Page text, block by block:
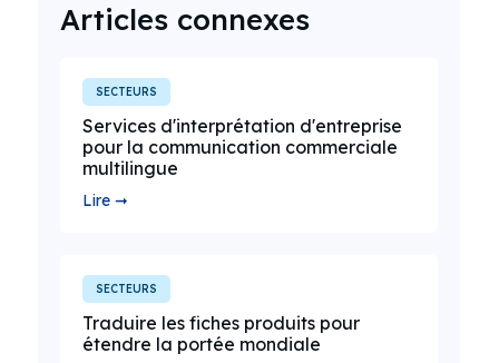
Articles connexes
SECTEURS
Services d'interprétation d'entreprise
pour la communication commerciale
multilingue
Lire ➞
SECTEURS
Traduire les fiches produits pour
étendre la portée mondiale